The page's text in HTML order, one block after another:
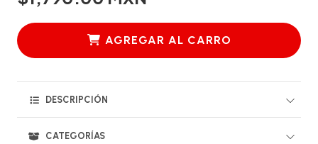
AGREGAR AL CARRO
DESCRIPCIÓN
CATEGORÍAS